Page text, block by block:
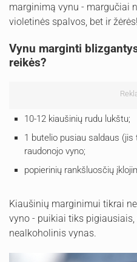
marginimą vynu - margučiai
violetinės spalvos, bet ir žėrės!
Vynu marginti
reikės?
10-12 kiaušinių rudu lukštu;
1 butelio pusiau saldaus
raudonojo vyno;
popierinių rankšluosčių
Kiaušinių marginimui tikrai
vyno - puikiai tiks
nealkoholinis vynas.